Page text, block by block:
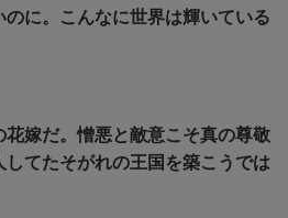
のに。こんなに世界は輝いている
花嫁だ。憎悪と敵意こそ真の尊敬
てたそがれの王国を築こうでは